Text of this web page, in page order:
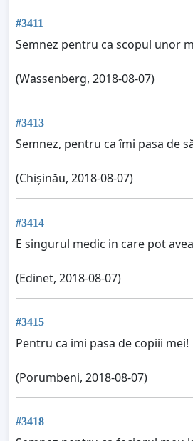
#3411
Semnez pentru ca scopul unor
(Wassenberg, 2018-08-07)
#3413
Semnez, pentru ca îmi pasa de
(Chișinău, 2018-08-07)
#3414
E singurul medic in care pot
(Edinet, 2018-08-07)
#3415
Pentru ca imi pasa de copiii mei!
(Porumbeni, 2018-08-07)
#3418